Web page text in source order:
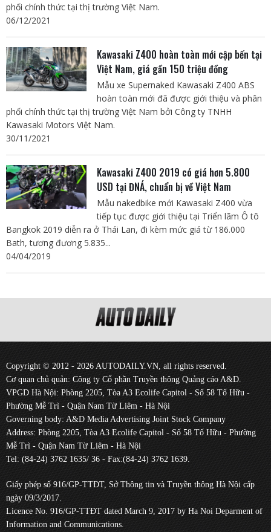
phối chính thức tại thị trường Việt Nam.
06/12/2021
Kawasaki Z400 hoàn toàn mới cập bến tại
Việt Nam, giá gần 150 triệu đồng
Mẫu xe Supernaked Kawasaki Z400 ABS
hoàn toàn mới đã được giới thiệu và phân
phối chính thức tại thị trường Việt Nam bởi Công ty TNHH
Kawasaki Motors Việt Nam.
30/11/2021
Kawasaki Z400 2019 có giá hơn 5.800
USD tại ĐNÁ, chuẩn bị về Việt Nam
Mẫu nakedbike mới Kawasaki Z400 vừa
tiếp tục được giới thiệu tại Triển lãm Ô tô
Bangkok 2019 diễn ra ở Thái Lan, đi kèm mức giá từ 186.000
Bath, tương đương 5.835...
04/04/2019
Copyright © 2012 - 2026 AUTODAILY.VN, all rights reserved.
Cơ quan chủ quản: Công ty Cổ phần Truyền thông Quảng cáo A&D.
VPGD Hà Nội: Phòng 2205, Tòa A3 Ecolife Capitol - Số 58 Tố Hữu -
Phường Mễ Trì - Quận Nam Từ Liêm - Hà Nội
Governing body: A&D Media Advertising Joint Stock Company
Address: Phòng 2205, Tòa A3 Ecolife Capitol - Số 58 Tố Hữu - Phường
Mễ Trì - Quận Nam Từ Liêm - Hà Nội
Tel: (84-24) 3762 1635/ 36 - Fax:(84-24) 3762 1639.
Giấy phép số 916/GP-TTĐT, Sở Thông tin và Truyền thông Hà Nội cấp
ngày 09/3/2017.
Licence No. 916/GP-TTĐT dated March 9, 2017 by Ha Noi Deparment of
Information and Communications.